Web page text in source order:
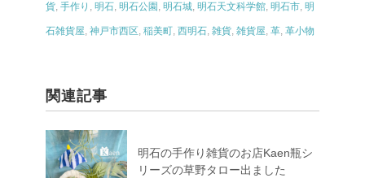
貨, 手作り , 明石, 明石公園 , 明石城, 明石天文科学館, 明石市, 明
石雑貨屋, 神戸市西区, 稲美町, 西明石, 雑貨, 雑貨屋, 革, 革小物
関連記事
明石の手作り雑貨のお店Kaen瓶シ
リーズの草野タロー出ました